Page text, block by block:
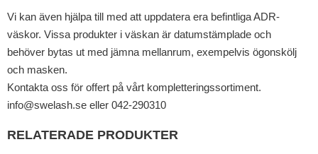
Vi kan även hjälpa till med att uppdatera era befintliga ADR-
väskor. Vissa produkter i väskan är datumstämplade och
behöver bytas ut med jämna mellanrum, exempelvis ögonskölj
och masken.
Kontakta oss för offert på vårt kompletteringssortiment.
info@swelash.se eller 042-290310
RELATERADE PRODUKTER